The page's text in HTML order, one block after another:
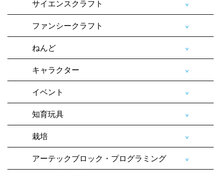
サイエンスクラフト
ファンシークラフト
ねんど
キャラクター
イベント
知育玩具
栽培
アーテックブロック・プログラミング